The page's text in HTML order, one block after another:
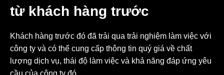
từ khách hàng trước
Khách hàng trước đó đã trải qua trải nghiệm làm việc với
công ty và có thể cung cấp thông tin quý giá về chất
lượng dịch vụ, thái độ làm việc và khả năng đáp ứng yêu
cầu của công ty đó.